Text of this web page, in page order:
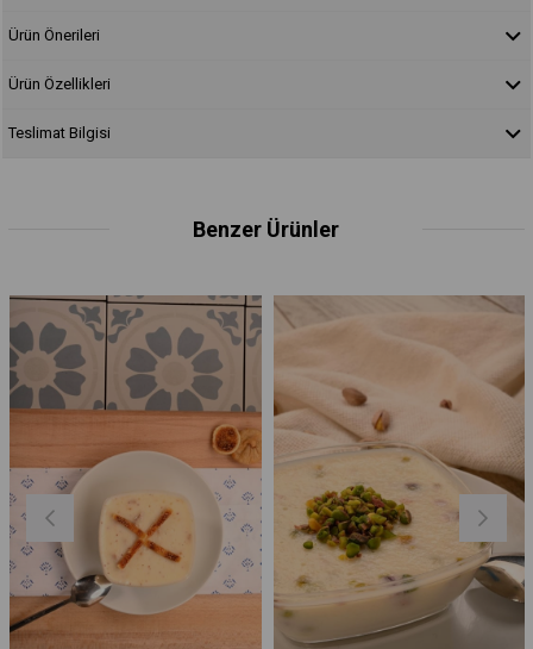
Ürün Önerileri
Ürün Özellikleri
Teslimat Bilgisi
Benzer Ürünler